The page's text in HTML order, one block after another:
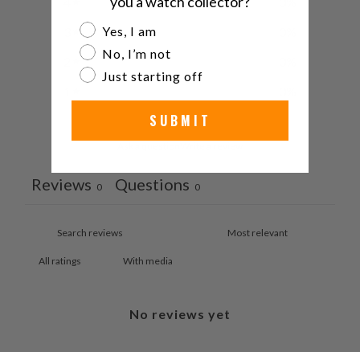
Reviews 0 Questions 0
With media
No reviews yet
Are you a watch collector?
Yes, I am
No, I’m not
Just starting off
SUBMIT